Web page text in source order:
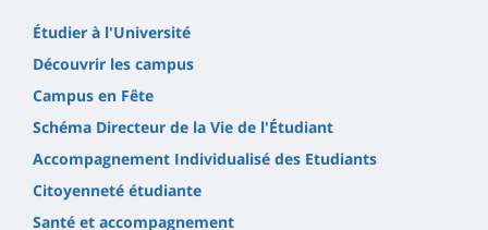
Étudier à l'Université
Découvrir les campus
Campus en Fête
Schéma Directeur de la Vie de l'Étudiant
Accompagnement Individualisé des Etudiants
Citoyenneté étudiante
Santé et accompagnement